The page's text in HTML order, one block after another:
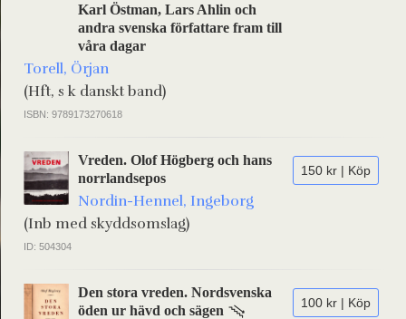
Karl Östman, Lars Ahlin och
andra svenska författare fram till
våra dagar
Torell, Örjan
(Hft, s k danskt band)
ISBN: 9789173270618
150 kr | Köp
Vreden. Olof Högberg och hans
norrlandsepos
Nordin-Hennel, Ingeborg
(Inb med skyddsomslag)
ID: 504304
100 kr | Köp
Den stora vreden. Nordsvenska
öden ur hävd och sägen